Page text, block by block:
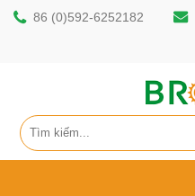
86 (0)592-6252182